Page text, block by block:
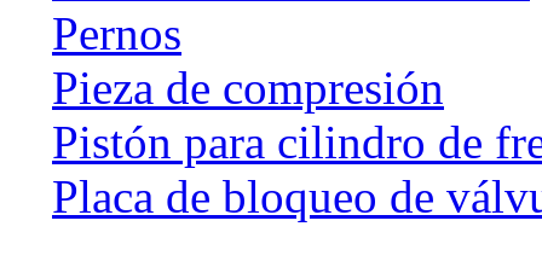
Pernos
Pieza de compresión
Pistón para cilindro de
Placa de bloqueo de